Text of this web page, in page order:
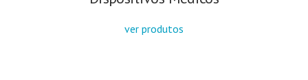
ver produtos